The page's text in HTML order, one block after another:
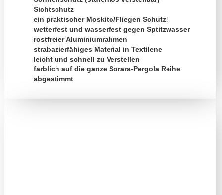
Sichtschutz
ein praktischer Moskito/Fliegen Schutz!
wetterfest und wasserfest gegen Sptitzwasser
rostfreier Aluminiumrahmen
strabazierfähiges Material in Textilene
leicht und schnell zu Verstellen
farblich auf die ganze Sorara-Pergola Reihe
abgestimmt